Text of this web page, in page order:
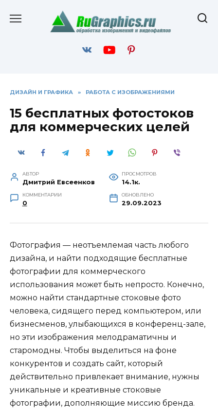
содержанию
ДИЗАЙН И ГРАФИКА » РАБОТА С ИЗОБРАЖЕНИЯМИ
15 бесплатных фотостоков
для коммерческих целей
АВТОР
Дмитрий Евсеенков
ПРОСМОТРОВ
14.1к.
КОММЕНТАРИИ
0
ОБНОВЛЕНО
29.09.2023
Фотография — неотъемлемая часть любого
дизайна, и найти подходящие бесплатные
фотографии для коммерческого
использования может быть непросто. Конечно,
можно найти стандартные стоковые фото
человека, сидящего перед компьютером, или
бизнесменов, улыбающихся в конференц-зале,
но эти изображения мелодраматичны и
старомодны. Чтобы выделиться на фоне
конкурентов и создать сайт, который
действительно привлекает внимание, нужны
уникальные и креативные стоковые
фотографии, дополняющие миссию бренда.